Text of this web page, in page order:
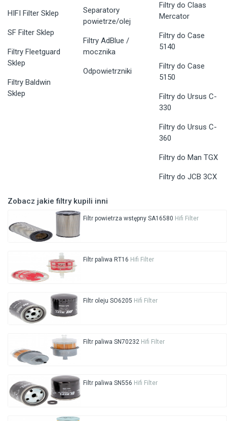
HIFI Filter Sklep
SF Filter Sklep
Filtry Fleetguard
Sklep
Filtry Baldwin
Sklep
Separatory
powietrze/olej
Filtry AdBlue /
mocznika
Odpowietrzniki
Filtry do Claas
Mercator
Filtry do Case
5140
Filtry do Case
5150
Filtry do Ursus C-
330
Filtry do Ursus C-
360
Filtry do Man TGX
Filtry do JCB 3CX
Zobacz jakie filtry kupili inni
Filtr powietrza wstępny SA16580 Hifi Filter
Filtr paliwa RT16 Hifi Filter
Filtr oleju SO6205 Hifi Filter
Filtr paliwa SN70232 Hifi Filter
Filtr paliwa SN556 Hifi Filter